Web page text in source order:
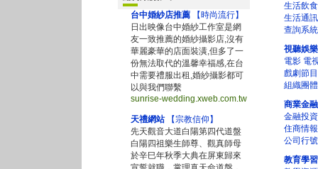
台中婚紗店推薦
【時尚流行】
日出映像台中婚紗工作室是網
友一致推薦的婚紗攝影店,沒有
華麗豪華的店面裝潢,但多了一
份無法取代的溫馨幸福感,在台
中需要禮服出租,婚紗攝影都可
以與我們聯繫
sunrise-wedding.xweb.com.tw
天禮網站
【宗教信仰】
先天觀音大道白陽第四代道盤
白陽四祖樂生師尊、觀真師母
於辛巳年秋季大典在屏東歸來
生活飲食
生活通訊
查詢系統
視聽娛樂
電影 電
戲劇節目
組織團體
商業金融
金融投資
住商情報
公司行號
教育學習